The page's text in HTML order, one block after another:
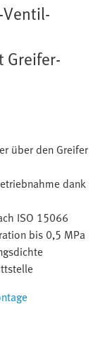
Greifer-
über den Greifer
dank
ISO 15066
bis 0,5 MPa